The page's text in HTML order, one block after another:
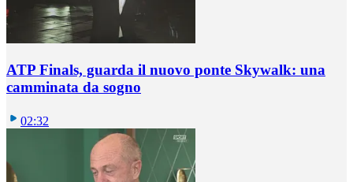
ATP Finals, guarda il nuovo ponte Skywalk: una
camminata da sogno
02:32